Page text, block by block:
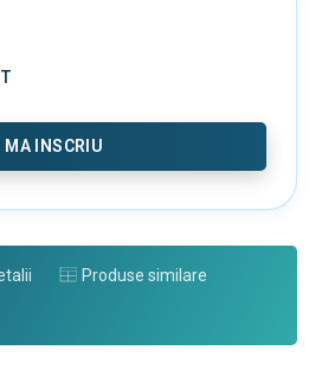
MA INSCRIU
Produse similare